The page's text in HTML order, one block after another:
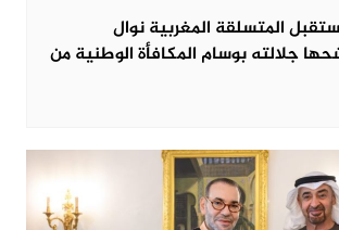
المتسلقة المغربية نوال
جلالته بوسام المكافأة الوطنية من